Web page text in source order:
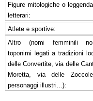
Figure mitologiche o
letterari:
Atlete e sportive:
Altro (nomi femminili
toponimi legati a tradizioni
delle Convertite, via delle
Moretta, via delle
personaggi illustri...):